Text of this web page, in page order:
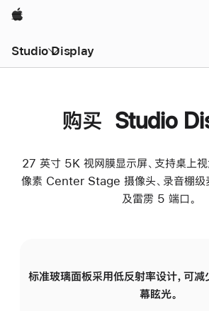
Apple
Studio Display
购买 Studio
27 英寸 5K 视网膜显示屏、支持桌上
像素 Center Stage 摄像头、录音棚级
及雷雳 5 端口。
标准玻璃面板采用低反射率设计，可
幕眩光。